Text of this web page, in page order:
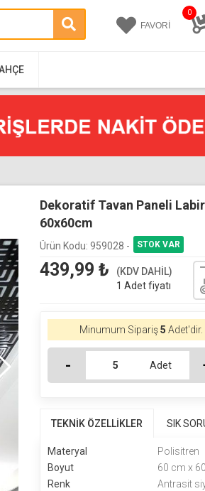
FAVORİ
0
Dekoratif Tavan Paneli
60x60cm
Ürün Kodu: 959028 -
439,99 ₺
(KDV DAHİL)
1 Adet fiyatı
Minumum Sipariş5 Adet'dir.
- Adet
TEKNİK ÖZELLİKLER SIK
Materyal
Polisitren
Boyut
60 cm x
Renk
Antrasit